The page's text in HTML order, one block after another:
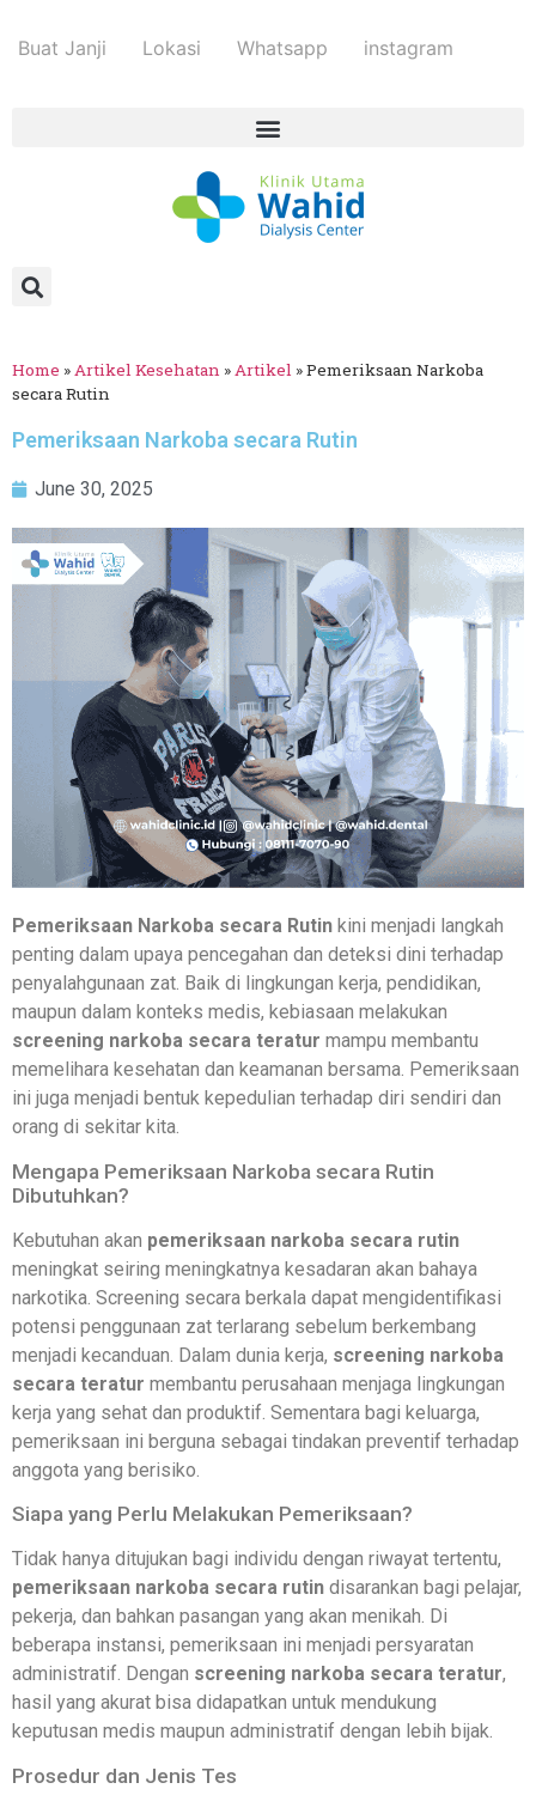
Buat Janji Lokasi Whatsapp instagram
Home »Artikel Kesehatan »Artikel »Pemeriksaan Narkoba
secara Rutin
Pemeriksaan Narkoba secara Rutin
June 30, 2025
Pemeriksaan Narkoba secara Rutin kini menjadi langkah
penting dalam upaya pencegahan dan deteksi dini terhadap
penyalahgunaan zat. Baik di lingkungan kerja, pendidikan,
maupun dalam konteks medis, kebiasaan melakukan
screening narkoba secara teratur mampu membantu
memelihara kesehatan dan keamanan bersama. Pemeriksaan
ini juga menjadi bentuk kepedulian terhadap diri sendiri dan
orang di sekitar kita.
Mengapa Pemeriksaan Narkoba secara Rutin
Dibutuhkan?
Kebutuhan akan pemeriksaan narkoba secara rutin
meningkat seiring meningkatnya kesadaran akan bahaya
narkotika. Screening secara berkala dapat mengidentifikasi
potensi penggunaan zat terlarang sebelum berkembang
menjadi kecanduan. Dalam dunia kerja, screening narkoba
secara teratur membantu perusahaan menjaga lingkungan
kerja yang sehat dan produktif. Sementara bagi keluarga,
pemeriksaan ini berguna sebagai tindakan preventif terhadap
anggota yang berisiko.
Siapa yang Perlu Melakukan Pemeriksaan?
Tidak hanya ditujukan bagi individu dengan riwayat tertentu,
pemeriksaan narkoba secara rutin disarankan bagi pelajar,
pekerja, dan bahkan pasangan yang akan menikah. Di
beberapa instansi, pemeriksaan ini menjadi persyaratan
administratif. Dengan screening narkoba secara teratur,
hasil yang akurat bisa didapatkan untuk mendukung
keputusan medis maupun administratif dengan lebih bijak.
Prosedur dan Jenis Tes